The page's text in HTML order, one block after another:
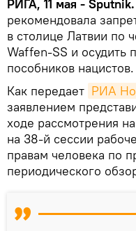
РИГА, 11 мая - Sputnik.
рекомендовала
в столице Латвии по
Waffen-SS и осудить
пособников нацистов.
Как передает РИА
заявлением
ходе рассмотрения
на 38-й сессии
правам человека по
периодического